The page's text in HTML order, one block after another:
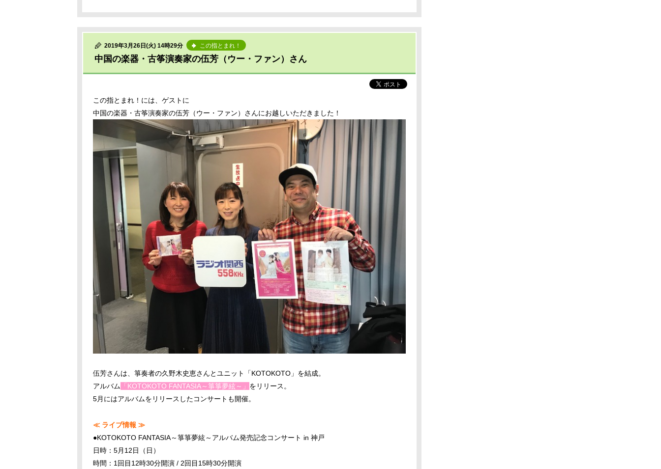
2019年3月26日(火) 14時29分 この指とまれ！
中国の楽器・古筝演奏家の伍芳（ウー・ファン）さん
この指とまれ！には、ゲストに
中国の楽器・古筝演奏家の伍芳（ウー・ファン）さんにお越しいただきました！
伍芳さんは、箏奏者の久野木史恵さんとユニット「KOTOKOTO」を結成。
アルバム 「KOTOKOTO FANTASIA～箏箏夢絃～」 をリリース。
5月にはアルバムをリリースしたコンサートも開催。
≪ ライブ情報 ≫
●KOTOKOTO FANTASIA～箏箏夢絃～アルバム発売記念コンサート in 神戸
日時：5月12日（日）
時間：1回目12時30分開演 / 2回目15時30分開演